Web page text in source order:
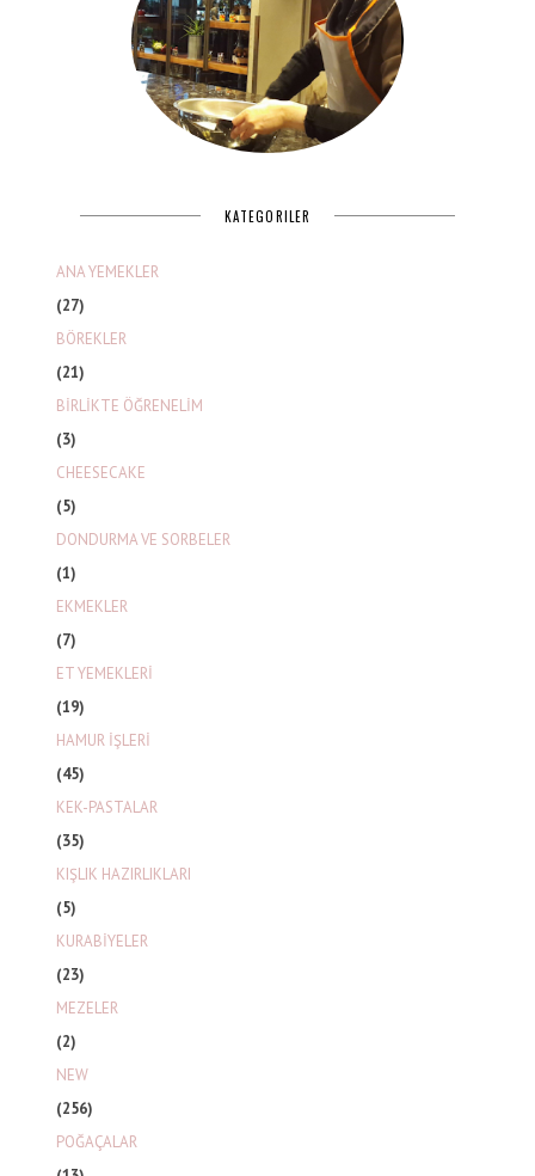
KATEGORILER
ANA YEMEKLER
(27)
BÖREKLER
(21)
BİRLİKTE ÖĞRENELİM
(3)
CHEESECAKE
(5)
DONDURMA VE SORBELER
(1)
EKMEKLER
(7)
ET YEMEKLERİ
(19)
HAMUR İŞLERİ
(45)
KEK-PASTALAR
(35)
KIŞLIK HAZIRLIKLARI
(5)
KURABİYELER
(23)
MEZELER
(2)
NEW
(256)
POĞAÇALAR